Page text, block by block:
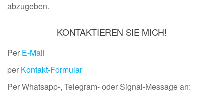
abzugeben.
KONTAKTIEREN SIE MICH!
Per E-Mail
per Kontakt-Formular
Per Whatsapp-, Telegram- oder Signal-Message an: